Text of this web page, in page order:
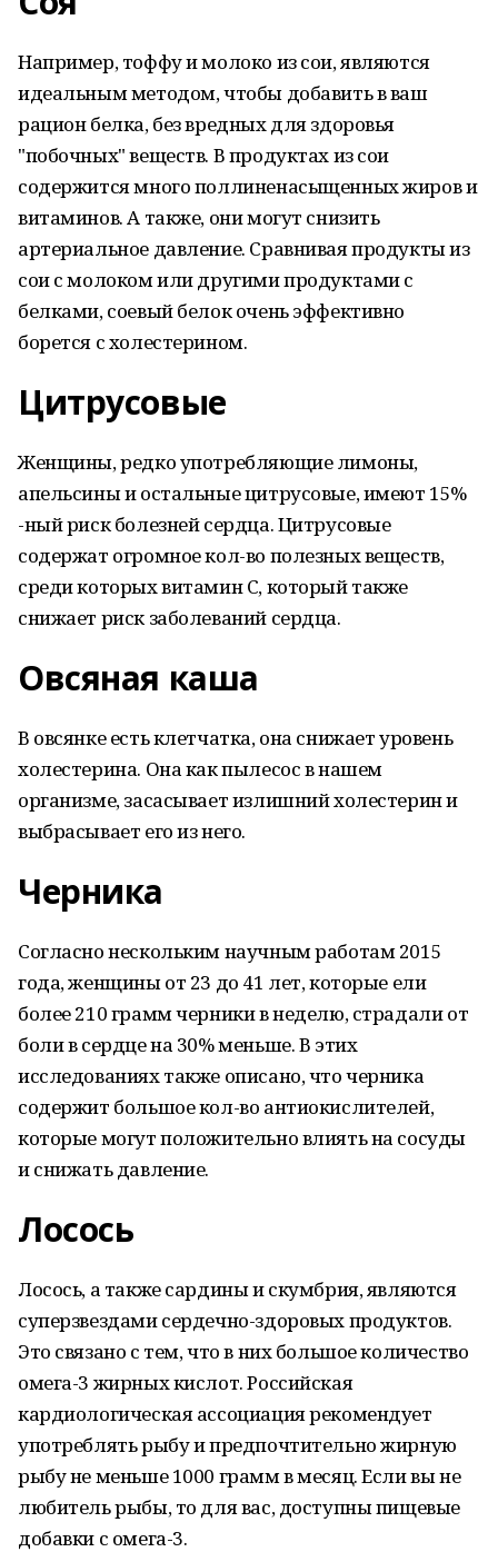
Например, тоффу и молоко из сои, являются
идеальным методом, чтобы добавить в ваш
рацион белка, без вредных для здоровья
"побочных" веществ. В продуктах из сои
содержится много поллиненасыщенных жиров и
витаминов. А также, они могут снизить
артериальное давление. Сравнивая продукты из
сои с молоком или другими продуктами с
белками, соевый белок очень эффективно
борется с холестерином.
Цитрусовые
Женщины, редко употребляющие лимоны,
апельсины и остальные цитрусовые, имеют 15%
-ный риск болезней сердца. Цитрусовые
содержат огромное кол-во полезных веществ,
среди которых витамин С, который также
снижает риск заболеваний сердца.
Овсяная каша
В овсянке есть клетчатка, она снижает уровень
холестерина. Она как пылесос в нашем
организме, засасывает излишний холестерин и
выбрасывает его из него.
Черника
Согласно нескольким научным работам 2015
года, женщины от 23 до 41 лет, которые ели
более 210 грамм черники в неделю, страдали от
боли в сердце на 30% меньше. В этих
исследованиях также описано, что черника
содержит большое кол-во антиокислителей,
которые могут положительно влиять на сосуды
и снижать давление.
Лосось
Лосось, а также сардины и скумбрия, являются
суперзвездами сердечно-здоровых продуктов.
Это связано с тем, что в них большое количество
омега-3 жирных кислот. Российская
кардиологическая ассоциация рекомендует
употреблять рыбу и предпочтительно жирную
рыбу не меньше 1000 грамм в месяц. Если вы не
любитель рыбы, то для вас, доступны пищевые
добавки с омега-3.